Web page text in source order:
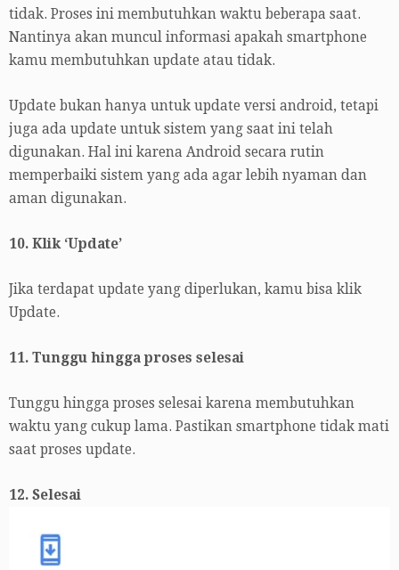
tidak. Proses ini membutuhkan waktu beberapa saat.
Nantinya akan muncul informasi apakah smartphone
kamu membutuhkan update atau tidak.
Update bukan hanya untuk update versi android, tetapi
juga ada update untuk sistem yang saat ini telah
digunakan. Hal ini karena Android secara rutin
memperbaiki sistem yang ada agar lebih nyaman dan
aman digunakan.
10. Klik ‘Update’
Jika terdapat update yang diperlukan, kamu bisa klik
Update.
11. Tunggu hingga proses selesai
Tunggu hingga proses selesai karena membutuhkan
waktu yang cukup lama. Pastikan smartphone tidak mati
saat proses update.
12. Selesai